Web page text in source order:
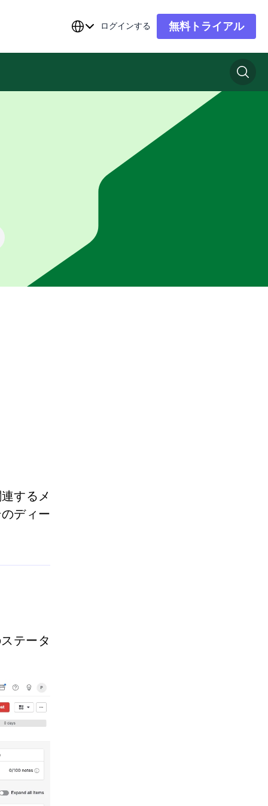
ログインする 無料トライアル
集者によって校正されていません。機械は不正確また
するメ
ディー
テータ